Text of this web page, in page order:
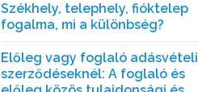
Székhely, telephely, fióktelep
fogalma, mi a különbség?
Előleg vagy foglaló adásvételi
szerződéseknél: A foglaló és